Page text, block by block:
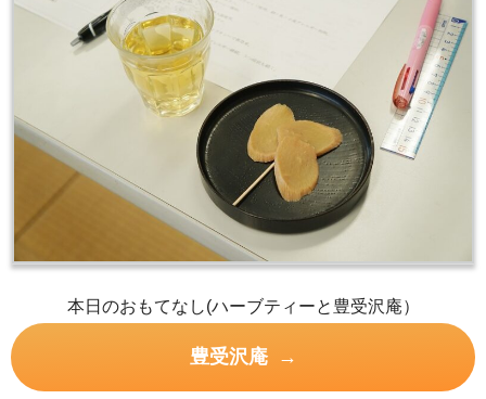
本日のおもてなし(ハーブティーと豊受沢庵）
豊受沢庵